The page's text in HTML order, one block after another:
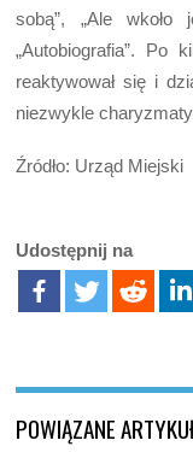
sobą”, „Ale wkoło
„Autobiografia”. Po
reaktywował się i
niezwykle
Źródło: Urząd Miejski
Udostępnij na
POWIĄZANE